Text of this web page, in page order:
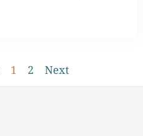
1 2 Next